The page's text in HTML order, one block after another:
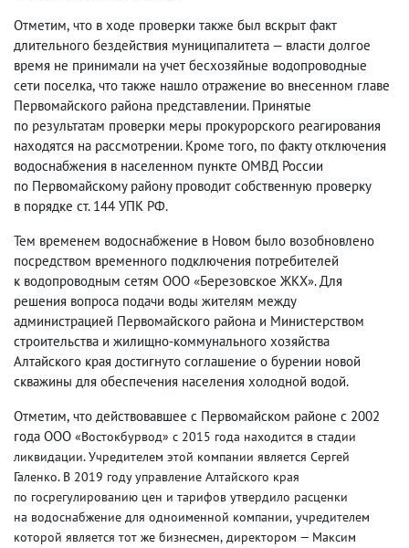
Отметим, что в ходе проверки также был вскрыт факт
длительного бездействия муниципалитета — власти долгое
время не принимали на учет бесхозяйные водопроводные
сети поселка, что также нашло отражение во внесенном главе
Первомайского района представлении. Принятые
по результатам проверки меры прокурорского реагирования
находятся на рассмотрении. Кроме того, по факту отключения
водоснабжения в населенном пункте ОМВД России
по Первомайскому району проводит собственную проверку
в порядке ст. 144 УПК РФ.
Тем временем водоснабжение в Новом было возобновлено
посредством временного подключения потребителей
к водопроводным сетям ООО «Березовское ЖКХ». Для
решения вопроса подачи воды жителям между
администрацией Первомайского района и Министерством
строительства и жилищно-коммунального хозяйства
Алтайского края достигнуто соглашение о бурении новой
скважины для обеспечения населения холодной водой.
Отметим, что действовавшее с Первомайском районе с 2002
года ООО «Востокбурвод» с 2015 года находится в стадии
ликвидации. Учредителем этой компании является Сергей
Галенко. В 2019 году управление Алтайского края
по госрегулированию цен и тарифов утвердило расценки
на водоснабжение для одноименной компании, учредителем
которой является тот же бизнесмен, директором — Максим